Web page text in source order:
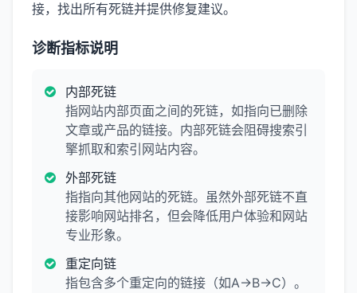
接，找出所有死链并提供修复建议。
诊断指标说明
内部死链
指网站内部页面之间的死链，如指向已删除
文章或产品的链接。内部死链会阻碍搜索引
擎抓取和索引网站内容。
外部死链
指指向其他网站的死链。虽然外部死链不直
接影响网站排名，但会降低用户体验和网站
专业形象。
重定向链
指包含多个重定向的链接（如A→B→C）。